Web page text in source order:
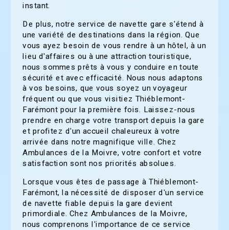
instant.
De plus, notre service de navette gare s'étend à
une variété de destinations dans la région. Que
vous ayez besoin de vous rendre à un hôtel, à un
lieu d'affaires ou à une attraction touristique,
nous sommes prêts à vous y conduire en toute
sécurité et avec efficacité. Nous nous adaptons
à vos besoins, que vous soyez un voyageur
fréquent ou que vous visitiez Thiéblemont-
Farémont pour la première fois. Laissez-nous
prendre en charge votre transport depuis la gare
et profitez d'un accueil chaleureux à votre
arrivée dans notre magnifique ville. Chez
Ambulances de la Moivre, votre confort et votre
satisfaction sont nos priorités absolues.
Lorsque vous êtes de passage à Thiéblemont-
Farémont, la nécessité de disposer d'un service
de navette fiable depuis la gare devient
primordiale. Chez Ambulances de la Moivre,
nous comprenons l'importance de ce service